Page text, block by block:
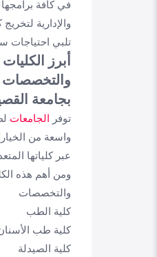
في كافة برامجها
والإدارية
تلبي احتياجات
أبرز الكليات
والتخصصات
بجامعة
توفر الجامعات
واسعة من
عبر كلياتها
ومن أهم هذه
والتخصصات
كلية الطب
كلية طب
كلية الصيدلة